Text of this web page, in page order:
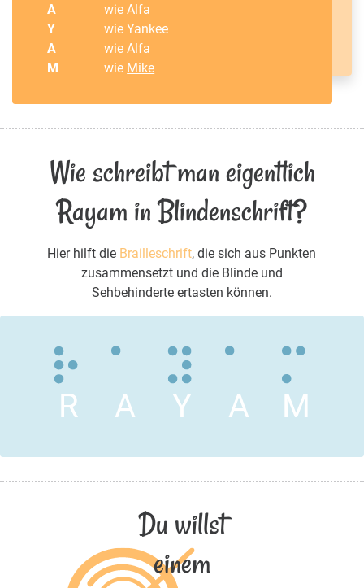
A wieAlfa
Y
wie Yankee
A
wieAlfa
M
wie Mike
Wie schreibt man eigentlich
Rayam in Blindenschrift?
Hier hilft die Brailleschrift, die sich aus Punkten
zusammensetzt und die Blinde und
Sehbehinderte ertasten können.
R A Y A M
Du willst
einem